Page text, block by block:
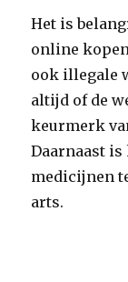
Het is
online
ook illegale
altijd of de
keurmerk
Daarnaast
medicijnen
arts.